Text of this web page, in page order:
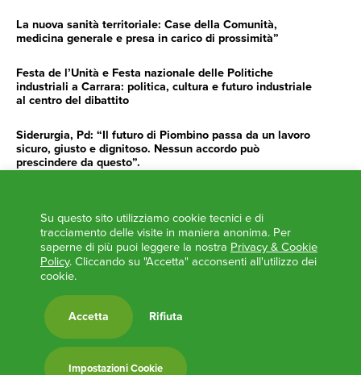
La nuova sanità territoriale: Case della Comunità,
medicina generale e presa in carico di prossimità”
Festa de l’Unità e Festa nazionale delle Politiche
industriali a Carrara: politica, cultura e futuro industriale
al centro del dibattito
Siderurgia, Pd: “Il futuro di Piombino passa da un lavoro
sicuro, giusto e dignitoso. Nessun accordo può
prescindere da questo”.
impegno e determinazione delle istituzioni”
AGENDA
‘ANCORA UNA VOLTA LA TOSCANA TRACCIA LA
L’ITALIA BOCCIATA DALL’UE
Feste Unità in Toscana 2024
Zone Logistiche Semplificate – Un’occasione da cogliere
Europa in Circolo. Venerdì primo incontro del Pd a
Su questo sito utilizziamo cookie tecnici e di
tracciamento delle visite in maniera anonima. Per
saperne di più puoi leggere la nostra Privacy & Cookie
Policy. Cliccando su "Accetta" acconsenti all'utilizzo dei
cookie.
Accetta Rifiuta
Impostazioni Cookie